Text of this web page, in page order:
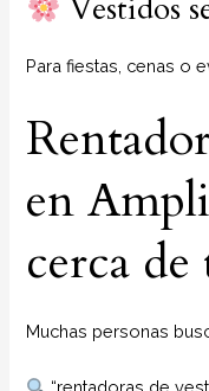
Vestidos
Para fiestas, cenas o
en
cerca de
Muchas personas
“rentadoras de